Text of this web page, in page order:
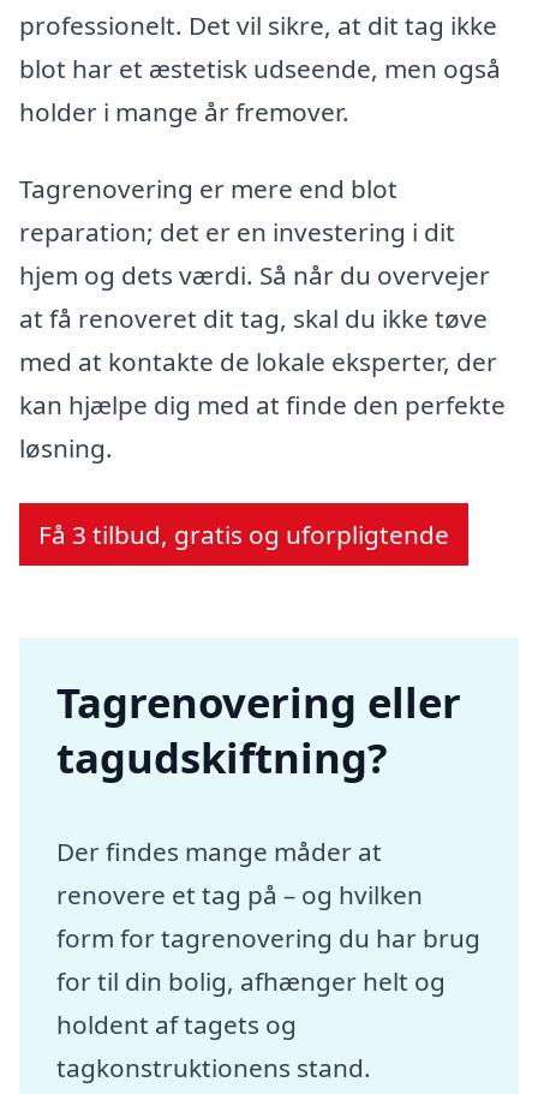
professionelt. Det vil sikre, at dit tag ikke
blot har et æstetisk udseende, men også
holder i mange år fremover.
Tagrenovering er mere end blot
reparation; det er en investering i dit
hjem og dets værdi. Så når du overvejer
at få renoveret dit tag, skal du ikke tøve
med at kontakte de lokale eksperter, der
kan hjælpe dig med at finde den perfekte
løsning.
Få 3 tilbud, gratis og uforpligtende
Tagrenovering eller
tagudskiftning?
Der findes mange måder at
renovere et tag på – og hvilken
form for tagrenovering du har brug
for til din bolig, afhænger helt og
holdent af tagets og
tagkonstruktionens stand.